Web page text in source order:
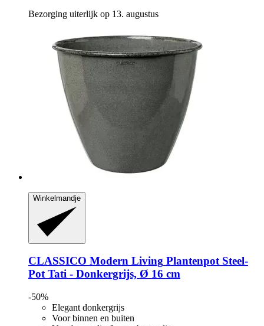
Bezorging uiterlijk op 13. augustus
Winkelmandje
CLASSICO Modern Living Plantenpot Steel-​
Pot Tati -​ Donkergrijs, Ø 16 cm
-50%
Elegant donkergrijs
Voor binnen en buiten